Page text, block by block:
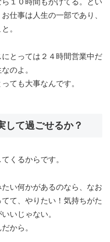
１０時間もかけてる。とい
仕事は人生の一部であり、
。
とっては２４時間営業中だ
のよ。
ても大事なんです。
して過ごせるか？
くるからです。
い何かがあるのなら、なお
て、やりたい！気持ちがた
いじゃない。
から。